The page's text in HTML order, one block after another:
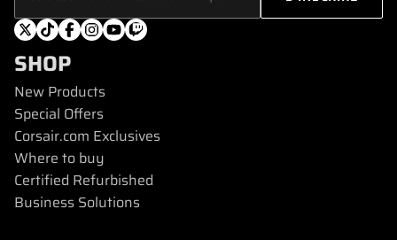
SHOP
New Products
Special Offers
Corsair.com Exclusives
Where to buy
Certified Refurbished
Business Solutions